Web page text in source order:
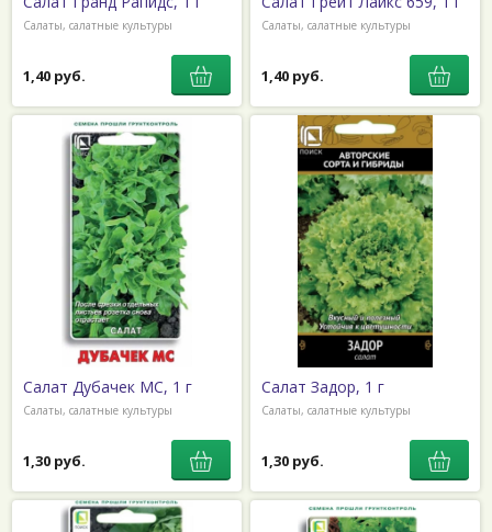
Салаты, салатные культуры
1,40 руб.
Салаты, салатные культуры
1,40 руб.
Салат Дубачек МС, 1 г
Салаты, салатные культуры
1,30 руб.
Салат Задор, 1 г
Салаты, салатные культуры
1,30 руб.